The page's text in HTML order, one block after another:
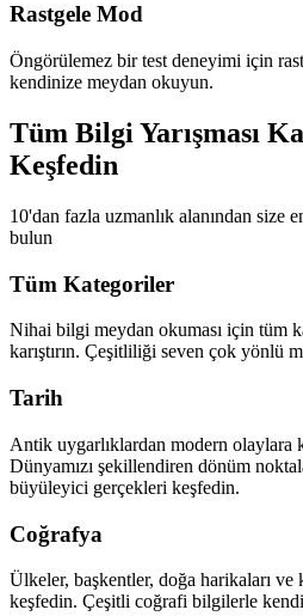
Rastgele Mod
Öngörülemez bir test deneyimi için
kendinize meydan okuyun.
Tüm Bilgi Yarışması
Keşfedin
10'dan fazla uzmanlık alanından size
bulun
Tüm Kategoriler
Nihai bilgi meydan okuması için tüm
karıştırın. Çeşitliliği seven çok yönlü
Tarih
Antik uygarlıklardan modern olaylara
Dünyamızı şekillendiren dönüm
büyüleyici gerçekleri keşfedin.
Coğrafya
Ülkeler, başkentler, doğa harikaları ve
keşfedin. Çeşitli coğrafi bilgilerle